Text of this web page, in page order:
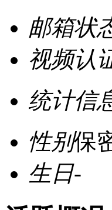
邮箱状
视频认
统计信
性别保
生日-